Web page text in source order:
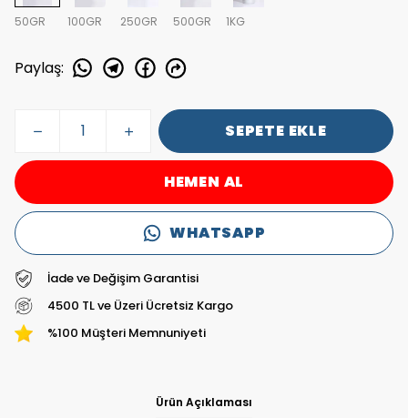
50GR 100GR 250GR 500GR 1KG
Paylaş:
SEPETE EKLE
HEMEN AL
WHATSAPP
İade ve Değişim Garantisi
4500 TL ve Üzeri Ücretsiz Kargo
%100 Müşteri Memnuniyeti
Ürün Açıklaması